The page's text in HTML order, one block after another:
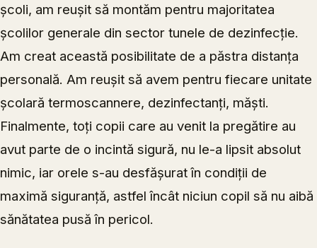
școli, am reușit să montăm pentru majoritatea
școlilor generale din sector tunele de dezinfecție.
Am creat această posibilitate de a păstra distanța
personală. Am reușit să avem pentru fiecare unitate
școlară termoscannere, dezinfectanți, măști.
Finalmente, toți copii care au venit la pregătire au
avut parte de o incintă sigură, nu le-a lipsit absolut
nimic, iar orele s-au desfășurat în condiții de
maximă siguranță, astfel încât niciun copil să nu aibă
sănătatea pusă în pericol.